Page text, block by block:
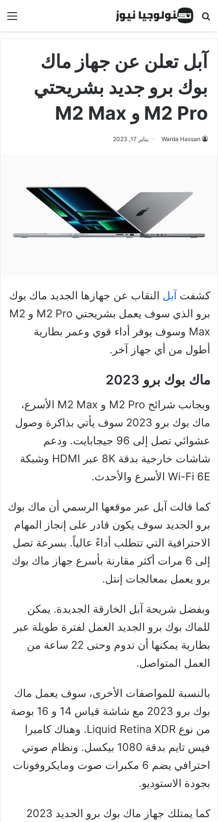
البحث عن
آبل تعلن عن جهاز ماك
بوك برو جديد بشريحتي
M2 Pro و M2 Max
Warda Hassan يناير 17, 2023
كشفت آبل النقاب عن جهازها الجديد ماك بوك
برو الذي سوف يعمل بشريحتي M2 Pro و M2
Max وسوف يوفر أداء قوي وعمر بطارية
أطول من أي جهاز آخر.
ماك بوك برو 2023
وبجانب شرائح M2 Pro و M2 Max الأسرع،
ماك بوك برو 2023 سوف يأتي بذاكرة وصول
عشوائي تصل إلى 96 جيجابايت. ودعم
شاشات خارجية بدقة 8K عبر HDMI وشبكة
Wi-Fi 6E الأسرع والأحدث.
كما قالت آبل عبر موقعها الرسمي أن ماك بوك
برو الجديد سوف يكون قادر على إنجاز المهام
الاحترافية التي تتطلب أداءً عالياً. بسرعة تصل
إلى 6 مرات أكثر مقارنة بأسرع جهاز ماك بوك
برو يعمل بمعالجات إنتل.
وبفضل شريحة آبل الخارقة الجديدة. يمكن
للماك بوك برو الجديد العمل لفترة طويلة عبر
بطارية يمكنها أن تدوم وحتى 22 ساعة من
العمل المتواصل.
بالنسبة للمواصفات الأخرى، سوف يعمل ماك
بوك برو 2023 مع شاشة قياس 14 و 16 بوصة
من نوع Liquid Retina XDR. وهناك كاميرا
فيس تايم بدقة 1080 بيكسل. ونظام صوتي
احترافي يضم 6 مكبرات صوت ومايكروفونات
بجودة الاستوديو.
كما يمتلك جهاز ماك بوك برو الجديد 2023